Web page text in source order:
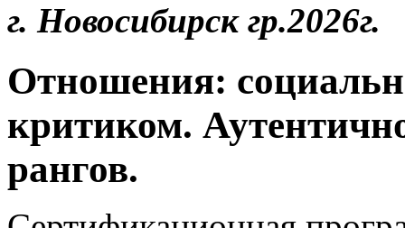
г. Новосибирск гр.2026г.
Отношения:
критиком.
рангов.